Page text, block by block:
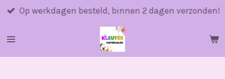
Ga
naar
Op werkdagen besteld, binnen 2 dagen verzonden!